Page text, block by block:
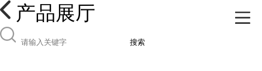
产品展厅
搜索